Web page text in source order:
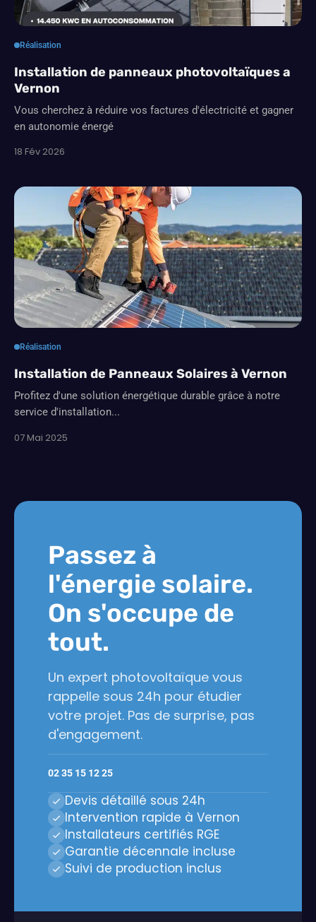
Réalisation
Installation de panneaux photovoltaïques a
Vernon
Vous cherchez à réduire vos factures d'électricité et gagner
en autonomie énergé
18 Fév 2026
Réalisation
Installation de Panneaux Solaires à Vernon
Profitez d'une solution énergétique durable grâce à notre
service d'installation...
07 Mai 2025
Passez à
l'énergie solaire.
On s'occupe de
tout.
Un expert photovoltaïque vous
rappelle sous 24h pour étudier
votre projet. Pas de surprise, pas
d'engagement.
02 35 15 12 25
Devis détaillé sous 24h
Intervention rapide à Vernon
Installateurs certifiés RGE
Garantie décennale incluse
Suivi de production inclus